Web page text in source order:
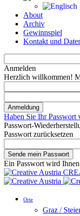
About
Archiv
Gewinnspiel
Kontakt und
Anmelden
Herzlich willkommen!
Haben Sie Ihr Passwort
Passwort-
Passwort zurücksetzen
Ein Passwort wird
Orte
Graz /